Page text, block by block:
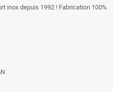
inox depuis 1992 ! Fabrication 100%